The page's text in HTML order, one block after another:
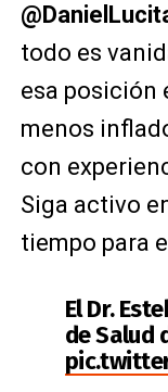
todo es
esa posición
menos
con
Siga activo
tiempo para
El Dr.
de Salud